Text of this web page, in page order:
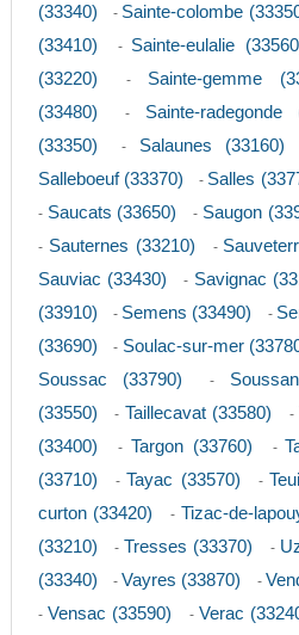
(33340)
- Sainte-colombe
(33410)
- Sainte-eulalie
(33220)
- Sainte-gemme
(33480)
- Sainte-radegonde
(33350)
- Salaunes (33160)
Salleboeuf (33370) - Salles
- Saucats (33650) - Saugon
- Sauternes (33210) -
Sauviac (33430) - Savignac
(33910)
- Semens (33490) -
(33690)
- Soulac-sur-mer
Soussac (33790) -
(33550)
- Taillecavat (33580) -
(33400)
- Targon (33760) -
(33710)
- Tayac (33570) -
curton (33420)
- Tizac-de-
(33210)
- Tresses (33370) -
(33340)
- Vayres (33870) -
- Vensac (33590) - Verac